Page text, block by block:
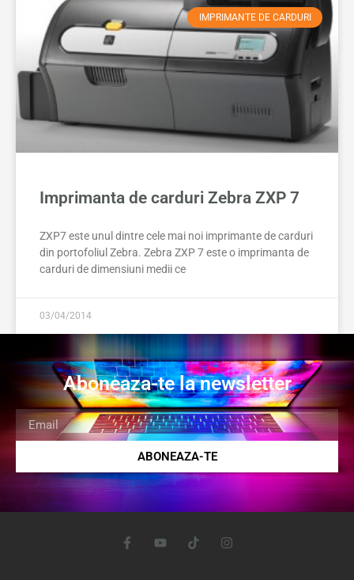
IMPRIMANTE DE CARDURI
Imprimanta de carduri Zebra ZXP 7
ZXP7 este unul dintre cele mai noi imprimante de carduri
din portofoliul Zebra. Zebra ZXP 7 este o imprimanta de
carduri de dimensiuni medii ce
03/04/2014
Aboneaza-te la newsletter
ABONEAZA-TE